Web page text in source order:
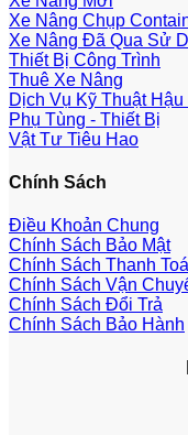
Xe Nâng Chụp
Xe Nâng Đã Qua Sử
Thiết Bị Công Trình
Thuê Xe Nâng
Dịch Vụ Kỹ Thuật Hậu
Phụ Tùng - Thiết Bị
Vật Tư Tiêu Hao
Chính Sách
Điều Khoản Chung
Chính Sách Bảo Mật
Chính Sách Thanh
Chính Sách Vận
Chính Sách Đổi Trả
Chính Sách Bảo Hành